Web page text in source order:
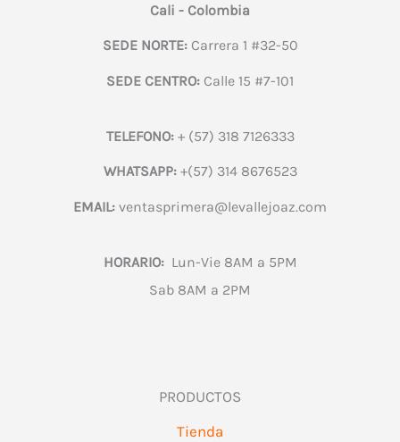
Cali - Colombia
SEDE NORTE:Carrera 1 #32-50
SEDE CENTRO: Calle 15 #7-101
TELEFONO:+ (57) 318 7126333
WHATSAPP:+(57) 314 8676523
EMAIL: ventasprimera@levallejoaz.com
HORARIO:Lun-Vie 8AM a 5PM
Sab 8AM a 2PM
PRODUCTOS
Tienda